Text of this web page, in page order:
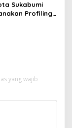
Sukabumi
Profiling
yang wajib